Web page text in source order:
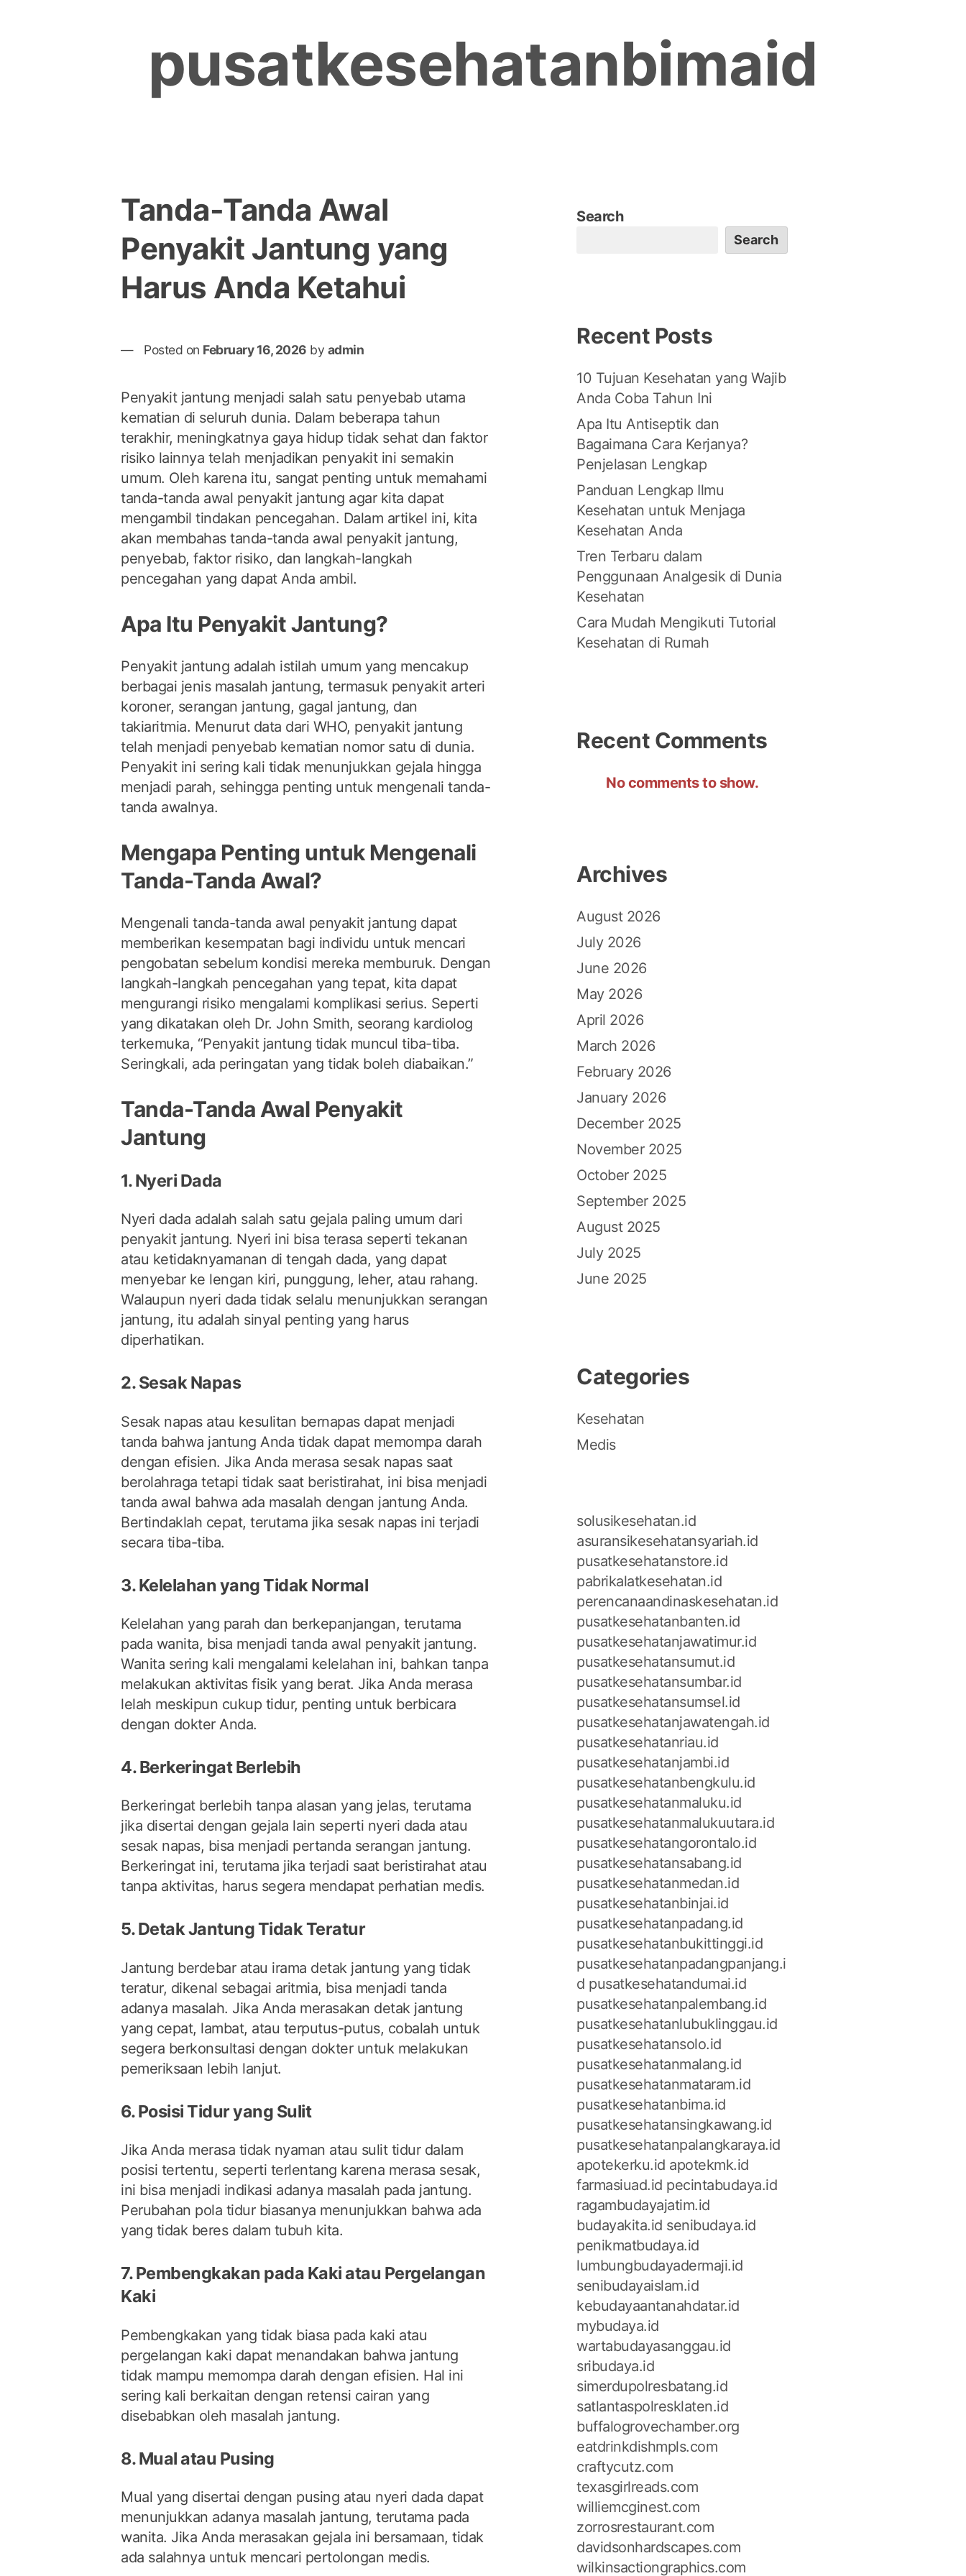
contentpusatkesehatanbimaid
Tanda-Tanda Awal
Penyakit Jantung yang
Harus Anda Ketahui
Posted on February 16, 2026 by admin
Penyakit jantung menjadi salah satu penyebab utama
kematian di seluruh dunia. Dalam beberapa tahun
terakhir, meningkatnya gaya hidup tidak sehat dan faktor
risiko lainnya telah menjadikan penyakit ini semakin
umum. Oleh karena itu, sangat penting untuk memahami
tanda-tanda awal penyakit jantung agar kita dapat
mengambil tindakan pencegahan. Dalam artikel ini, kita
akan membahas tanda-tanda awal penyakit jantung,
penyebab, faktor risiko, dan langkah-langkah
pencegahan yang dapat Anda ambil.
Apa Itu Penyakit Jantung?
Penyakit jantung adalah istilah umum yang mencakup
berbagai jenis masalah jantung, termasuk penyakit arteri
koroner, serangan jantung, gagal jantung, dan
takiaritmia. Menurut data dari WHO, penyakit jantung
telah menjadi penyebab kematian nomor satu di dunia.
Penyakit ini sering kali tidak menunjukkan gejala hingga
menjadi parah, sehingga penting untuk mengenali tanda-
tanda awalnya.
Mengapa Penting untuk Mengenali
Tanda-Tanda Awal?
Mengenali tanda-tanda awal penyakit jantung dapat
memberikan kesempatan bagi individu untuk mencari
pengobatan sebelum kondisi mereka memburuk. Dengan
langkah-langkah pencegahan yang tepat, kita dapat
mengurangi risiko mengalami komplikasi serius. Seperti
yang dikatakan oleh Dr. John Smith, seorang kardiolog
terkemuka, “Penyakit jantung tidak muncul tiba-tiba.
Seringkali, ada peringatan yang tidak boleh diabaikan.”
Tanda-Tanda Awal Penyakit
Jantung
1. Nyeri Dada
Nyeri dada adalah salah satu gejala paling umum dari
penyakit jantung. Nyeri ini bisa terasa seperti tekanan
atau ketidaknyamanan di tengah dada, yang dapat
menyebar ke lengan kiri, punggung, leher, atau rahang.
Walaupun nyeri dada tidak selalu menunjukkan serangan
jantung, itu adalah sinyal penting yang harus
diperhatikan.
2. Sesak Napas
Sesak napas atau kesulitan bernapas dapat menjadi
tanda bahwa jantung Anda tidak dapat memompa darah
dengan efisien. Jika Anda merasa sesak napas saat
berolahraga tetapi tidak saat beristirahat, ini bisa menjadi
tanda awal bahwa ada masalah dengan jantung Anda.
Bertindaklah cepat, terutama jika sesak napas ini terjadi
secara tiba-tiba.
3. Kelelahan yang Tidak Normal
Kelelahan yang parah dan berkepanjangan, terutama
pada wanita, bisa menjadi tanda awal penyakit jantung.
Wanita sering kali mengalami kelelahan ini, bahkan tanpa
melakukan aktivitas fisik yang berat. Jika Anda merasa
lelah meskipun cukup tidur, penting untuk berbicara
dengan dokter Anda.
4. Berkeringat Berlebih
Berkeringat berlebih tanpa alasan yang jelas, terutama
jika disertai dengan gejala lain seperti nyeri dada atau
sesak napas, bisa menjadi pertanda serangan jantung.
Berkeringat ini, terutama jika terjadi saat beristirahat atau
tanpa aktivitas, harus segera mendapat perhatian medis.
5. Detak Jantung Tidak Teratur
Jantung berdebar atau irama detak jantung yang tidak
teratur, dikenal sebagai aritmia, bisa menjadi tanda
adanya masalah. Jika Anda merasakan detak jantung
yang cepat, lambat, atau terputus-putus, cobalah untuk
segera berkonsultasi dengan dokter untuk melakukan
pemeriksaan lebih lanjut.
6. Posisi Tidur yang Sulit
Jika Anda merasa tidak nyaman atau sulit tidur dalam
posisi tertentu, seperti terlentang karena merasa sesak,
ini bisa menjadi indikasi adanya masalah pada jantung.
Perubahan pola tidur biasanya menunjukkan bahwa ada
yang tidak beres dalam tubuh kita.
7. Pembengkakan pada Kaki atau Pergelangan
Kaki
Pembengkakan yang tidak biasa pada kaki atau
pergelangan kaki dapat menandakan bahwa jantung
tidak mampu memompa darah dengan efisien. Hal ini
sering kali berkaitan dengan retensi cairan yang
disebabkan oleh masalah jantung.
8. Mual atau Pusing
Mual yang disertai dengan pusing atau nyeri dada dapat
menunjukkan adanya masalah jantung, terutama pada
wanita. Jika Anda merasakan gejala ini bersamaan, tidak
ada salahnya untuk mencari pertolongan medis.
Search
Search
Recent Posts
10 Tujuan Kesehatan yang Wajib
Anda Coba Tahun Ini
Apa Itu Antiseptik dan
Bagaimana Cara Kerjanya?
Penjelasan Lengkap
Panduan Lengkap Ilmu
Kesehatan untuk Menjaga
Kesehatan Anda
Tren Terbaru dalam
Penggunaan Analgesik di Dunia
Kesehatan
Cara Mudah Mengikuti Tutorial
Kesehatan di Rumah
Recent Comments
No comments to show.
Archives
August 2026
July 2026
June 2026
May 2026
April 2026
March 2026
February 2026
January 2026
December 2025
November 2025
October 2025
September 2025
August 2025
July 2025
June 2025
Categories
Kesehatan
Medis
solusikesehatan.id
asuransikesehatansyariah.id
pusatkesehatanstore.id
pabrikalatkesehatan.id
perencanaandinaskesehatan.id
pusatkesehatanbanten.id
pusatkesehatanjawatimur.id
pusatkesehatansumut.id
pusatkesehatansumbar.id
pusatkesehatansumsel.id
pusatkesehatanjawatengah.id
pusatkesehatanriau.id
pusatkesehatanjambi.id
pusatkesehatanbengkulu.id
pusatkesehatanmaluku.id
pusatkesehatanmalukuutara.id
pusatkesehatangorontalo.id
pusatkesehatansabang.id
pusatkesehatanmedan.id
pusatkesehatanbinjai.id
pusatkesehatanpadang.id
pusatkesehatanbukittinggi.id
pusatkesehatanpadangpanjang.i
d pusatkesehatandumai.id
pusatkesehatanpalembang.id
pusatkesehatanlubuklinggau.id
pusatkesehatansolo.id
pusatkesehatanmalang.id
pusatkesehatanmataram.id
pusatkesehatanbima.id
pusatkesehatansingkawang.id
pusatkesehatanpalangkaraya.id
apotekerku.id apotekmk.id
farmasiuad.id pecintabudaya.id
ragambudayajatim.id
budayakita.id senibudaya.id
penikmatbudaya.id
lumbungbudayadermaji.id
senibudayaislam.id
kebudayaantanahdatar.id
mybudaya.id
wartabudayasanggau.id
sribudaya.id
simerdupolresbatang.id
satlantaspolresklaten.id
buffalogrovechamber.org
eatdrinkdishmpls.com
craftycutz.com
texasgirlreads.com
williemcginest.com
zorrosrestaurant.com
davidsonhardscapes.com
wilkinsactiongraphics.com